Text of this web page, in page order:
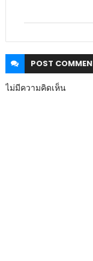
POST
ไม่มีความคิดเห็น